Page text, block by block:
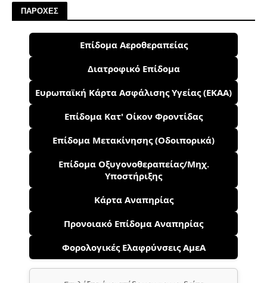
ΠΑΡΟΧΕΣ
Επίδομα Αεροθεραπείας
Διατροφικό Επίδομα
Ευρωπαϊκή Κάρτα Ασφάλισης Υγείας (ΕΚΑΑ)
Επίδομα Κατ' Οίκον Φροντίδας
Επίδομα Μετακίνησης (Οδοιπορικά)
Επίδομα Οξυγονοθεραπείας/Μηχ.
Υποστήριξης
Κάρτα Αναπηρίας
Προνοιακό Επίδομα Αναπηρίας
Φορολογικές Ελαφρύνσεις ΑμεΑ